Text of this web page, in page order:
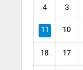
3
4
10
11
17
18